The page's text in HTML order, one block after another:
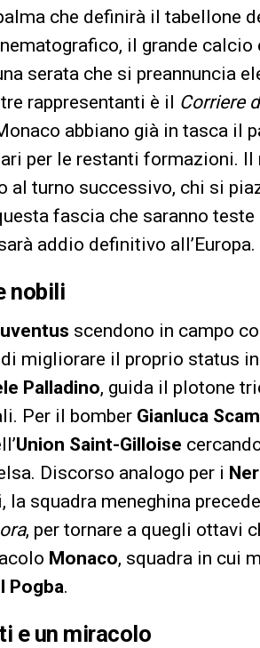
che definirà il tabellone
il grande calcio
serata che si preannuncia
rappresentanti è il Corriere
abbiano già in tasca il
per le restanti formazioni. Il
turno successivo, chi si
fascia che saranno teste
addio definitivo all’Europa.
nobili
scendono in campo
di migliorare il proprio status
Palladino, guida il plotone
Per il bomber Gianluca
Union Saint-Gilloise
Discorso analogo per i
la squadra meneghina
, per tornare a quegli ottavi
Monaco, squadra in cui
Pogba.
e un miracolo